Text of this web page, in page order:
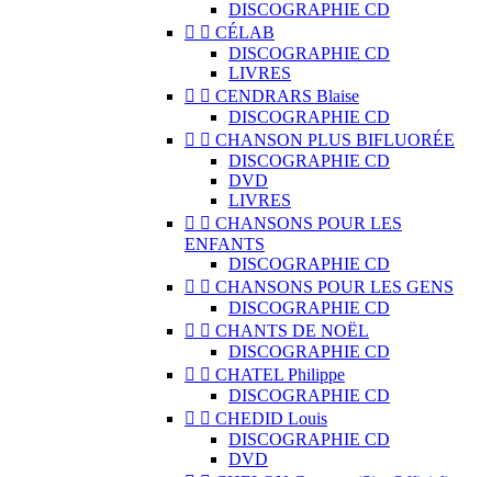
DISCOGRAPHIE CD
  CÉLAB
DISCOGRAPHIE CD
LIVRES
  CENDRARS Blaise
DISCOGRAPHIE CD
  CHANSON PLUS BIFLUORÉE
DISCOGRAPHIE CD
DVD
LIVRES
  CHANSONS POUR LES
ENFANTS
DISCOGRAPHIE CD
  CHANSONS POUR LES GENS
DISCOGRAPHIE CD
  CHANTS DE NOËL
DISCOGRAPHIE CD
  CHATEL Philippe
DISCOGRAPHIE CD
  CHEDID Louis
DISCOGRAPHIE CD
DVD